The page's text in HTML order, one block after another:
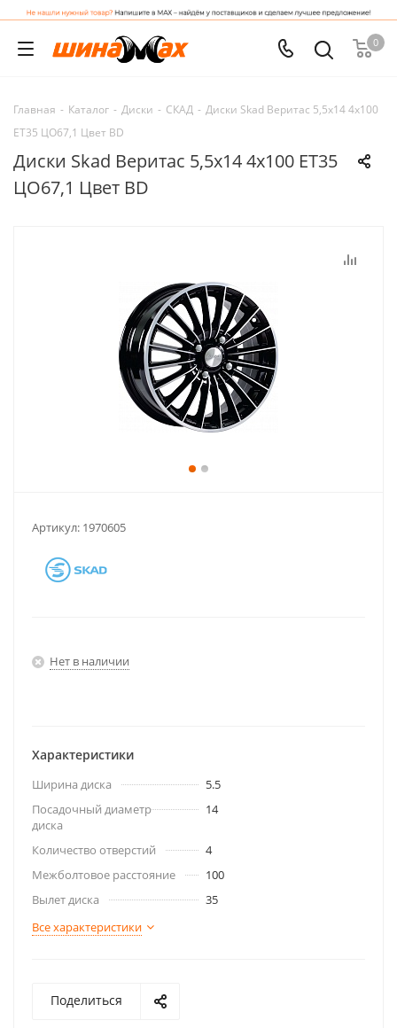
0
Главная - Каталог - Диски - СКАД - Диски Skad Веритас 5,5x14 4x100
ET35 ЦО67,1 Цвет BD
Диски Skad Веритас 5,5x14 4x100 ET35
ЦО67,1 Цвет BD
Артикул: 1970605
Нет в наличии
Характеристики
Ширина диска
5.5
Посадочный диаметр
диска
14
Количество отверстий
4
Межболтовое расстояние
100
Вылет диска
35
Все характеристики
Поделиться